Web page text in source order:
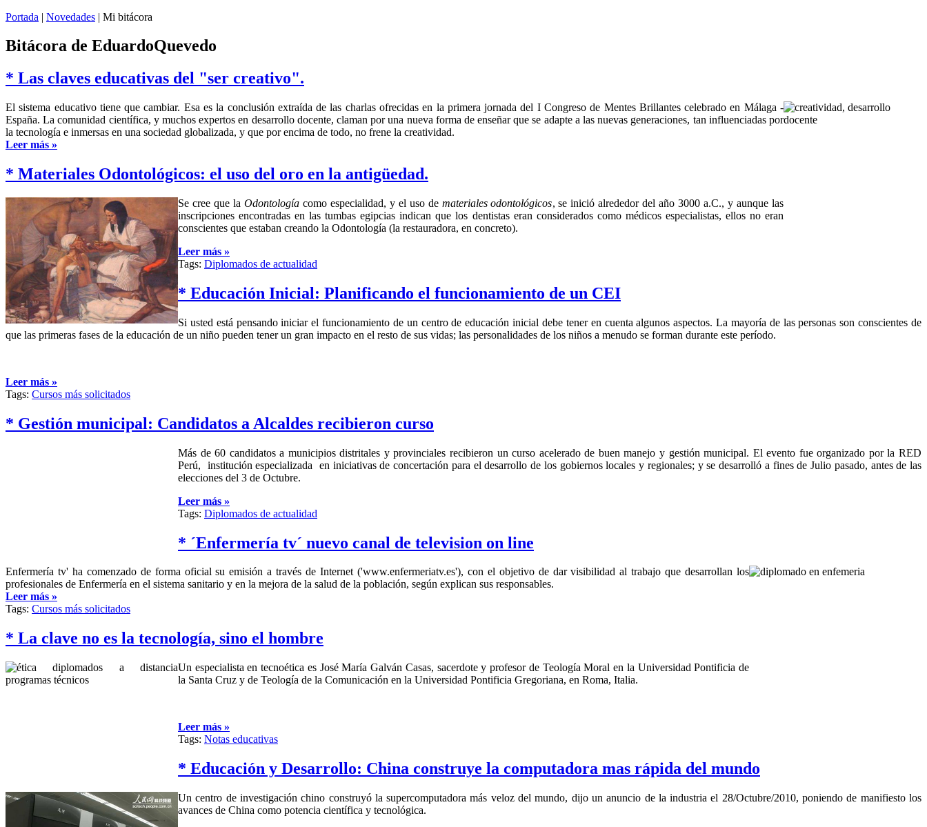
Portada | Novedades | Mi bitácora
Bitácora de EduardoQuevedo
* Las claves educativas del "ser creativo".
El sistema educativo tiene que cambiar. Esa es la conclusión extraída de las charlas ofrecidas en la primera jornada del I Congreso de Mentes Brillantes celebrado en Málaga -
España. La comunidad científica, y muchos expertos en desarrollo docente, claman por una nueva forma de enseñar que se adapte a las nuevas generaciones, tan influenciadas por
la tecnología e inmersas en una sociedad globalizada, y que por encima de todo, no frene la creatividad.
Leer más »
* Materiales Odontológicos: el uso del oro en la antigüedad.
Se cree que la Odontología como especialidad, y el uso de materiales odontológicos, se inició alrededor del año 3000 a.C., y aunque las
inscripciones encontradas en las tumbas egipcias indican que los dentistas eran considerados como médicos especialistas, ellos no eran
conscientes que estaban creando la Odontología (la restauradora, en concreto).
Leer más »
Tags: Diplomados de actualidad
* Educación Inicial: Planificando el funcionamiento de un CEI
Si usted está pensando iniciar el funcionamiento de un centro de educación inicial debe tener en cuenta algunos aspectos. La mayoría de las personas son conscientes de
que las primeras fases de la educación de un niño pueden tener un gran impacto en el resto de sus vidas; las personalidades de los niños a menudo se forman durante este período.
Leer más »
Tags: Cursos más solicitados
* Gestión municipal: Candidatos a Alcaldes recibieron curso
Más de 60 candidatos a municipios distritales y provinciales recibieron un curso acelerado de buen manejo y gestión municipal. El evento fue organizado por la RED
Perú, institución especializada en iniciativas de concertación para el desarrollo de los gobiernos locales y regionales; y se desarrolló a fines de Julio pasado, antes de las
elecciones del 3 de Octubre.
Leer más »
Tags: Diplomados de actualidad
* ´Enfermería tv´ nuevo canal de television on line
Enfermería tv' ha comenzado de forma oficial su emisión a través de Internet ('www.enfermeriatv.es'), con el objetivo de dar visibilidad al trabajo que desarrollan los
profesionales de Enfermería en el sistema sanitario y en la mejora de la salud de la población, según explican sus responsables.
Leer más »
Tags: Cursos más solicitados
* La clave no es la tecnología, sino el hombre
Un especialista en tecnoética es José María Galván Casas, sacerdote y profesor de Teología Moral en la Universidad Pontificia de
la Santa Cruz y de Teología de la Comunicación en la Universidad Pontificia Gregoriana, en Roma, Italia.
Leer más »
Tags: Notas educativas
* Educación y Desarrollo: China construye la computadora mas rápida del mundo
Un centro de investigación chino construyó la supercomputadora más veloz del mundo, dijo un anuncio de la industria el 28/Octubre/2010, poniendo de manifiesto los
avances de China como potencia científica y tecnológica.